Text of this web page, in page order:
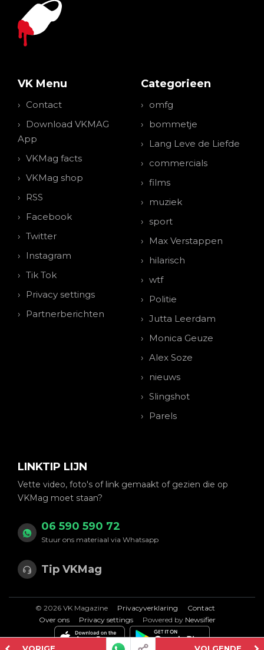
VK Menu
Contact
Download VKMAG
App
VKMag facts
VKMag shop
RSS
Facebook
Twitter
Instagram
Tik Tok
Privacy settings
Partnerberichten
Categorieen
omfg
bommetje
Lang Leve de Liefde
commercials
films
muziek
sport
Max Verstappen
hilarisch
wtf
Politie
Jutta Leerdam
Monica Geuze
Alex Soze
nieuws
Slingshot
Parels
LINKTIP LIJN
Vette video, foto's of link gemaakt of gezien die op
VKMag moet staan?
06 590 590 72
Stuur ons materiaal via Whatsapp
Tip VKMag
© 2026 VK Magazine Privacyverklaring
Contact
Over ons
Privacy settings Powered by Newsifier